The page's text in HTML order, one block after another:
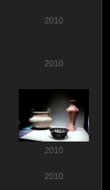
2010
2010
2010
2010